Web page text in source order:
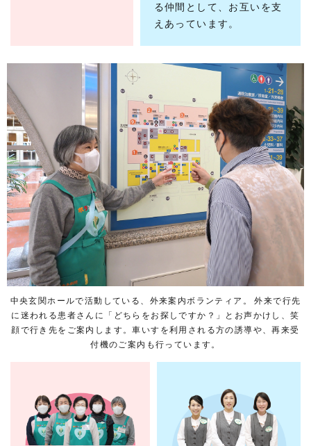
る仲間として、お互いを支
えあっています。
中央玄関ホールで活動している、外来案内ボランティア。 外来で行先
に迷われる患者さんに「どちらをお探しですか？」とお声かけし、笑
顔で行き先をご案内します。車いすを利用される方の誘導や、再来受
付機のご案内も行っています。